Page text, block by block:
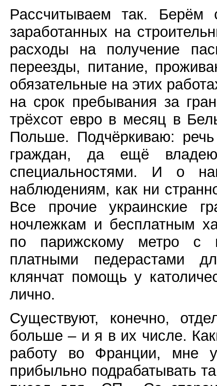
Рассчитываем так. Берём
заработанных на
расходы на получение
переезды, питание,
обязательные на этих
на срок пребывания за
трёхсот евро в месяц в
Польше. Подчёркиваю:
граждан, да ещё
специальностями. И о
наблюдениям, как ни
Все прочие украинские
ночлежкам и бесплатным
по парижскому метро с
платными педерастами
клянчат помощь у
лично.
Существуют, конечно,
больше – и я в их числе.
работу во Франции, мне
прибыльно подрабатывать